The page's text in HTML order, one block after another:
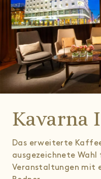
Kavarna
Das erweiterte
ausgezeichnete
Veranstaltungen mit